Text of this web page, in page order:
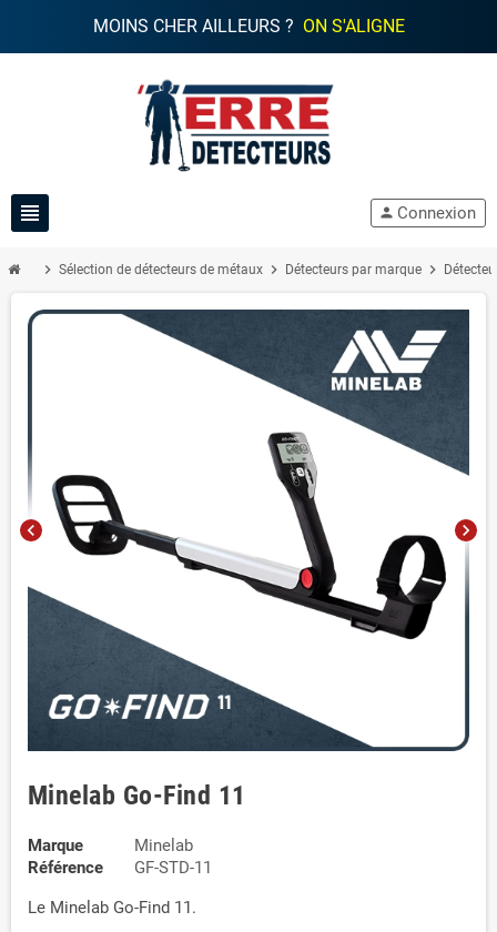
MOINS CHER AILLEURS ? ON S'ALIGNE
view_headline person Connexion
chevron_right Sélection de détecteurs de métaux chevron_right Détecteurs par marque chevron_right
chevron_left chevron_right
Minelab Go-Find 11
Marque
Minelab
Référence
GF-STD-11
Le Minelab Go-Find 11.